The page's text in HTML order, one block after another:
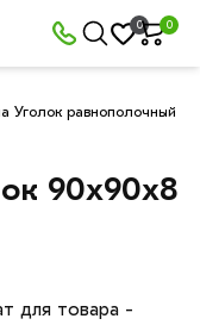
0 0
Уголок равнополочный
90х90х8
для товара -